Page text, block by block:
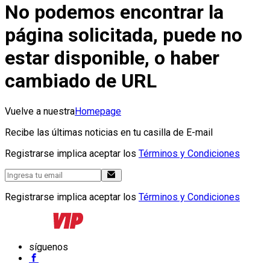
No podemos encontrar la
página solicitada, puede no
estar disponible, o haber
cambiado de URL
Vuelve a nuestraHomepage
Recibe las últimas noticias en tu casilla de E-mail
Registrarse implica aceptar los Términos y Condiciones
Registrarse implica aceptar los Términos y Condiciones
síguenos